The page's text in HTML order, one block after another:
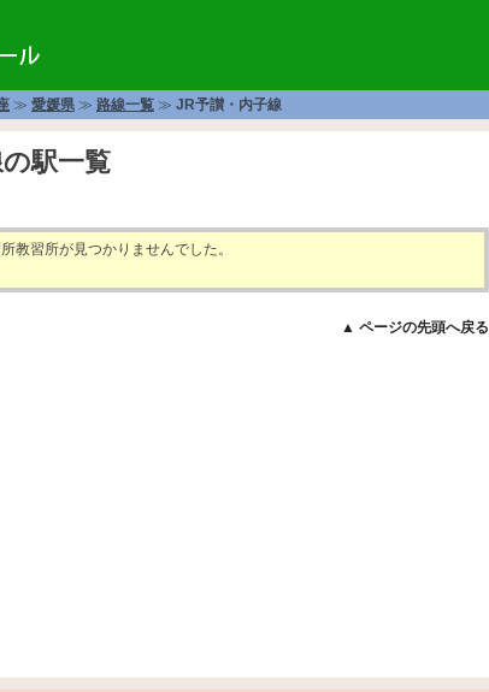
≫ 愛媛県 ≫ 路線一覧 ≫ JR予讃・内子線
駅一覧
教習所が見つかりませんでした。
▲ ページの先頭へ戻る